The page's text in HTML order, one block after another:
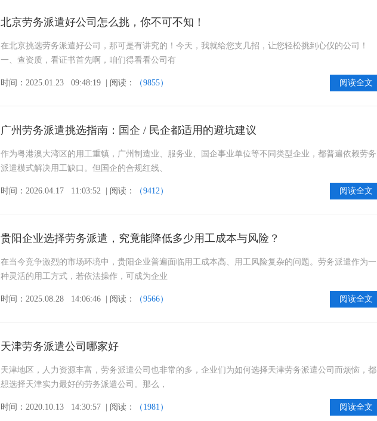
北京劳务派遣好公司怎么挑，你不可不知！
在北京挑选劳务派遣好公司，那可是有讲究的！今天，我就给您支几招，让您轻松挑到心仪的公司！
一、查资质，看证书首先啊，咱们得看看公司有
时间：2025.01.23 09:48:19 | 阅读： （9855） 阅读全文
广州劳务派遣挑选指南：国企 / 民企都适用的避坑建议
作为粤港澳大湾区的用工重镇，广州制造业、服务业、国企事业单位等不同类型企业，都普遍依赖劳务
派遣模式解决用工缺口。但国企的合规红线、
时间：2026.04.17 11:03:52 | 阅读： （9412） 阅读全文
贵阳企业选择劳务派遣，究竟能降低多少用工成本与风险？
在当今竞争激烈的市场环境中，贵阳企业普遍面临用工成本高、用工风险复杂的问题。劳务派遣作为一
种灵活的用工方式，若依法操作，可成为企业
时间：2025.08.28 14:06:46 | 阅读： （9566） 阅读全文
天津劳务派遣公司哪家好
天津地区，人力资源丰富，劳务派遣公司也非常的多，企业们为如何选择天津劳务派遣公司而烦恼，都
想选择天津实力最好的劳务派遣公司。那么，
时间：2020.10.13 14:30:57 | 阅读： （1981） 阅读全文